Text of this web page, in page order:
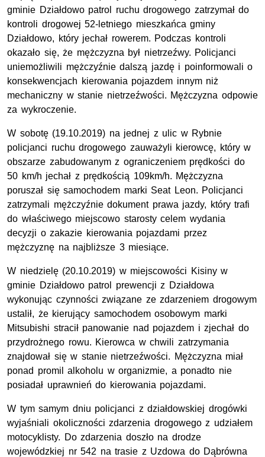
gminie Działdowo patrol ruchu drogowego zatrzymał do
kontroli drogowej 52-letniego mieszkańca gminy
Działdowo, który jechał rowerem. Podczas kontroli
okazało się, że mężczyzna był nietrzeźwy. Policjanci
uniemożliwili mężczyźnie dalszą jazdę i poinformowali o
konsekwencjach kierowania pojazdem innym niż
mechaniczny w stanie nietrzeźwości. Mężczyzna odpowie
za wykroczenie.
W sobotę (19.10.2019) na jednej z ulic w Rybnie
policjanci ruchu drogowego zauważyli kierowcę, który w
obszarze zabudowanym z ograniczeniem prędkości do
50 km/h jechał z prędkością 109km/h. Mężczyzna
poruszał się samochodem marki Seat Leon. Policjanci
zatrzymali mężczyźnie dokument prawa jazdy, który trafi
do właściwego miejscowo starosty celem wydania
decyzji o zakazie kierowania pojazdami przez
mężczyznę na najbliższe 3 miesiące.
W niedzielę (20.10.2019) w miejscowości Kisiny w
gminie Działdowo patrol prewencji z Działdowa
wykonując czynności związane ze zdarzeniem drogowym
ustalił, że kierujący samochodem osobowym marki
Mitsubishi stracił panowanie nad pojazdem i zjechał do
przydrożnego rowu. Kierowca w chwili zatrzymania
znajdował się w stanie nietrzeźwości. Mężczyzna miał
ponad promil alkoholu w organizmie, a ponadto nie
posiadał uprawnień do kierowania pojazdami.
W tym samym dniu policjanci z działdowskiej drogówki
wyjaśniali okoliczności zdarzenia drogowego z udziałem
motocyklisty. Do zdarzenia doszło na drodze
wojewódzkiej nr 542 na trasie z Uzdowa do Dąbrówna